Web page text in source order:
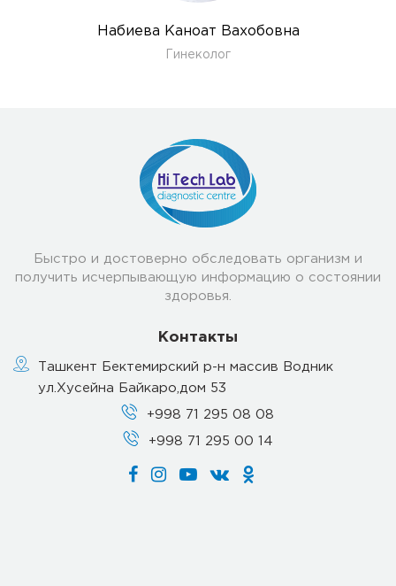
Набиева Каноат Вахобовна
Гинеколог
Быстро и достоверно обследовать организм и
получить исчерпывающую информацию о состоянии
здоровья.
Контакты
Ташкент Бектемирский р-н массив Водник
ул.Хусейна Байкаро,дом 53
+998 71 295 08 08
+998 71 295 00 14